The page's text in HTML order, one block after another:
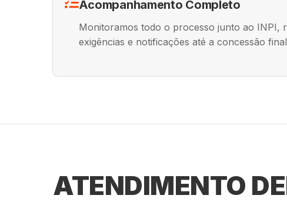
Acompanhamento Completo
Monitoramos todo o processo junto ao INPI,
exigências e notificações até a concessão
ATENDIMENTO